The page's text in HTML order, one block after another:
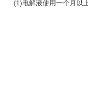
(1)电解液使用一个月以